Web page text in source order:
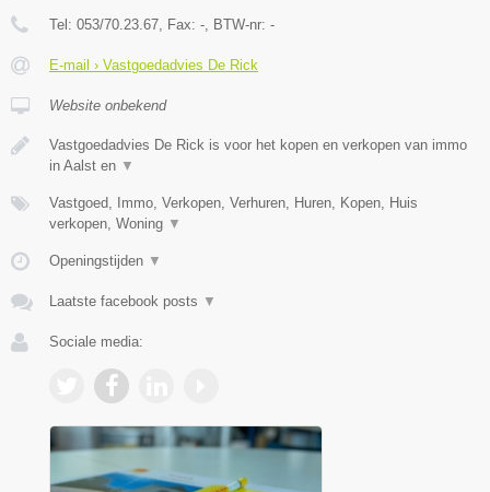
Tel: 053/70.23.67 , Fax: - , BTW-nr: -
E-mail › Vastgoedadvies De Rick
Website onbekend
Vastgoedadvies De Rick is voor het kopen en verkopen van immo
in Aalst en ▼
Vastgoed, Immo, Verkopen, Verhuren, Huren, Kopen, Huis
verkopen, Woning ▼
Openingstijden ▼
Laatste facebook posts ▼
Sociale media: